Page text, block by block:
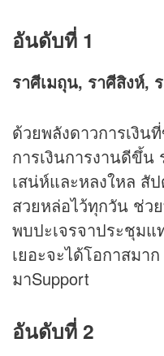
อันดับที่ 1
ราศีเมถุน, ราศีสิงห์,
ด้วยพลังดาวการเงิน
การเงินการงานดีขึ้น
เสน่ห์และหลงใหล สั
สวยหล่อไว้ทุกวัน ช่ว
พบปะเจรจาประชุม
เยอะจะได้โอกาสมา
มาSupport
อันดับที่ 2